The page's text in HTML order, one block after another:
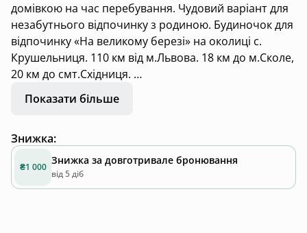
домівкою на час перебування. Чудовий варіант для
незабутнього відпочинку з родиною. Будиночок для
відпочинку «На великому березі» на околиці с.
Крушельниця. 110 км від м.Львова. 18 км до м.Сколе,
20 км до смт.Східниця.
Поруч із національним природним парком
«Сколівські Бескиди» індивідуальні чани (гарячий та
проживання!
-баня на території (додаткова оплата)
-зона BBQ
Показати більше
Знижка:
₴1 000
Знижка за довготривале бронювання
від 5 діб